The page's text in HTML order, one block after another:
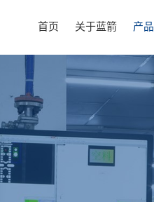
首页 关于蓝箭 产